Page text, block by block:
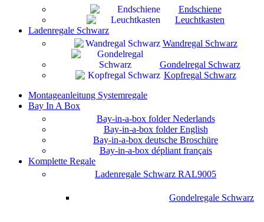
Endschiene
Leuchtkasten
Ladenregale Schwarz
Wandregal Schwarz
Gondelregal Schwarz
Kopfregal Schwarz
Montageanleitung Systemregale
Bay In A Box
Bay-in-a-box folder Nederlands
Bay-in-a-box folder English
Bay-in-a-box deutsche Broschüre
Bay-in-a-box dépliant français
Komplette Regale
Ladenregale Schwarz RAL9005
Gondelregale Schwarz